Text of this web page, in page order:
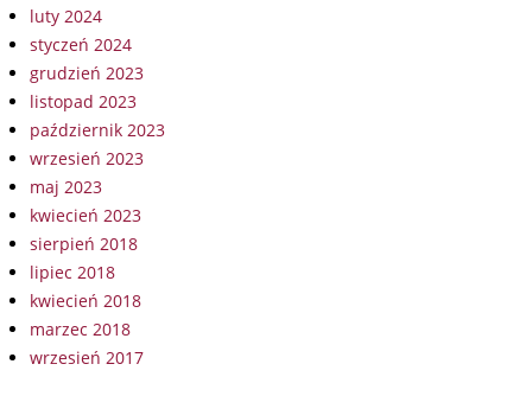
luty 2024
styczeń 2024
grudzień 2023
listopad 2023
październik 2023
wrzesień 2023
maj 2023
kwiecień 2023
sierpień 2018
lipiec 2018
kwiecień 2018
marzec 2018
wrzesień 2017